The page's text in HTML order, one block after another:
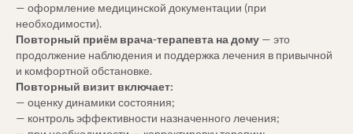
— оформление медицинской документации (при
необходимости).
Повторный приём врача-терапевта на дому — это
продолжение наблюдения и поддержка лечения в привычной
и комфортной обстановке.
Повторный визит включает:
— оценку динамики состояния;
— контроль эффективности назначенного лечения;